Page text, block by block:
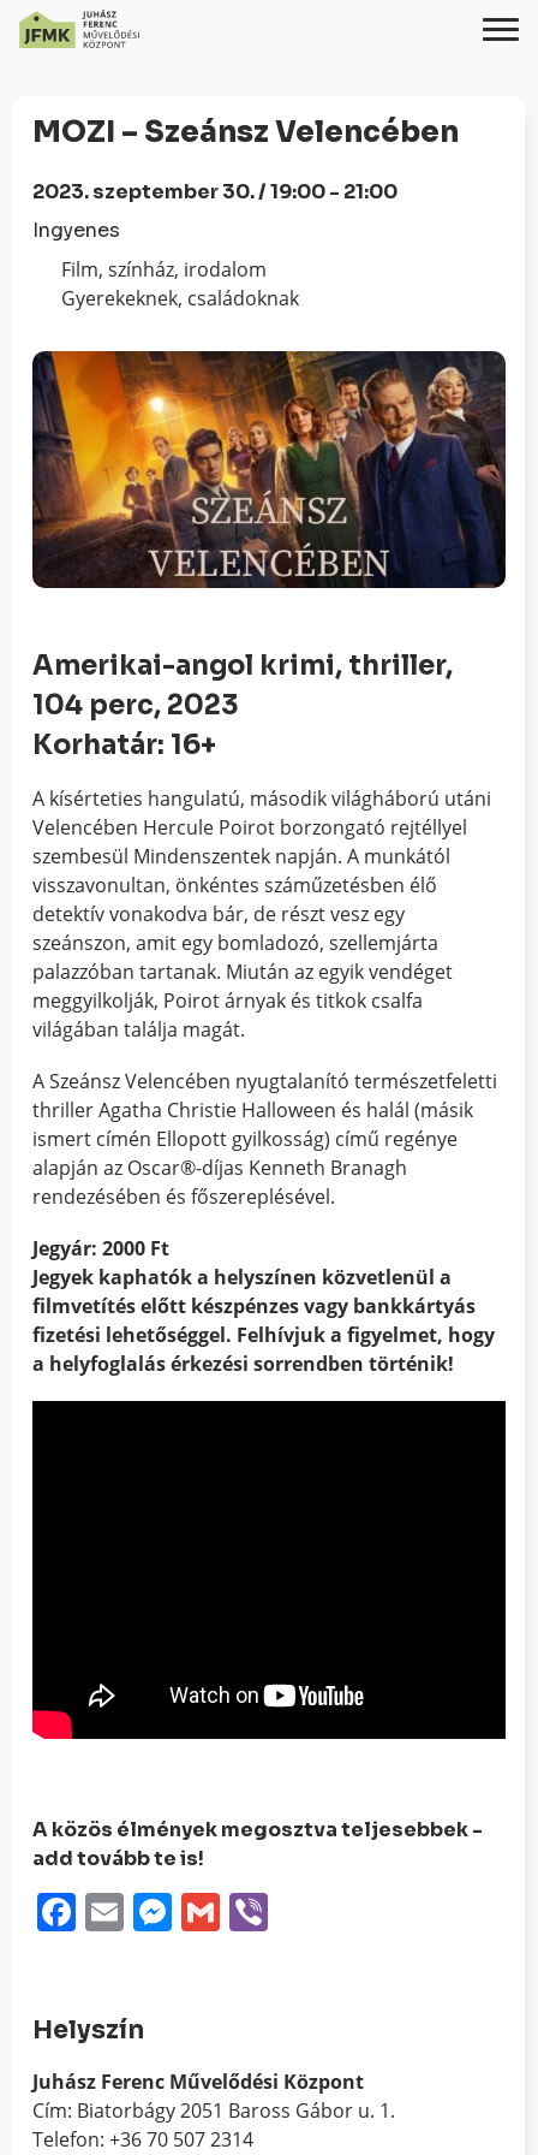
Content
navigációhozMOZI – Szeánsz Velencében
2023. szeptember 30. / 19:00 - 21:00
Ingyenes
Film, színház, irodalom
Gyerekeknek, családoknak
Amerikai-angol krimi, thriller,
104 perc, 2023
Korhatár: 16+
A kísérteties hangulatú, második világháború utáni
Velencében Hercule Poirot borzongató rejtéllyel
szembesül Mindenszentek napján. A munkától
visszavonultan, önkéntes száműzetésben élő
detektív vonakodva bár, de részt vesz egy
szeánszon, amit egy bomladozó, szellemjárta
palazzóban tartanak. Miután az egyik vendéget
meggyilkolják, Poirot árnyak és titkok csalfa
világában találja magát.
A Szeánsz Velencében nyugtalanító természetfeletti
thriller Agatha Christie Halloween és halál (másik
ismert címén Ellopott gyilkosság) című regénye
alapján az Oscar®-díjas Kenneth Branagh
rendezésében és főszereplésével.
Jegyár: 2000 Ft
Jegyek kaphatók a helyszínen közvetlenül a
filmvetítés előtt készpénzes vagy bankkártyás
fizetési lehetőséggel. Felhívjuk a figyelmet, hogy
a helyfoglalás érkezési sorrendben történik!
A közös élmények megosztva teljesebbek -
add tovább te is!
Facebook
EmailMessenger
Gmail
Helyszín
Juhász Ferenc Művelődési Központ
Cím: Biatorbágy 2051 Baross Gábor u. 1.
Telefon: +36 70 507 2314